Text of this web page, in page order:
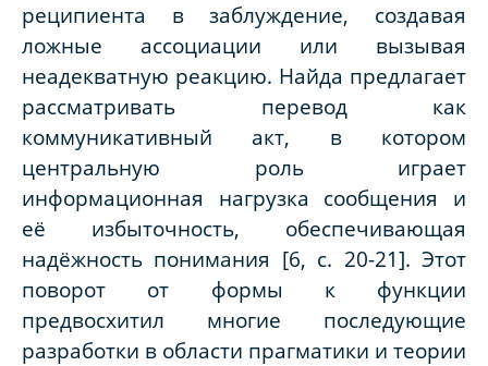
реципиента в заблуждение, создавая
ложные ассоциации или вызывая
неадекватную реакцию. Найда предлагает
рассматривать перевод как
коммуникативный акт, в котором
центральную роль играет
информационная нагрузка сообщения и
её избыточность, обеспечивающая
надёжность понимания [6, с. 20-21]. Этот
поворот от формы к функции
предвосхитил многие последующие
разработки в области прагматики и теории